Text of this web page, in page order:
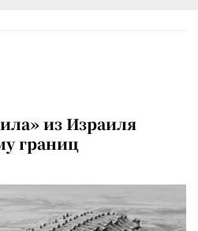
из Израиля
границ